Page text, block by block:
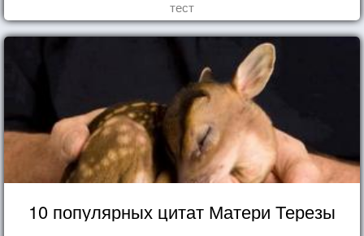
тест
10 популярных цитат Матери Терезы